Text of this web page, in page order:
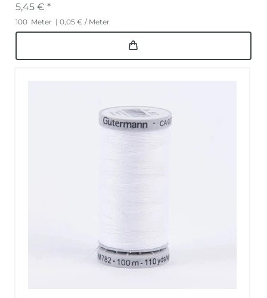
5,45 € *
100 Meter | 0,05 € / Meter